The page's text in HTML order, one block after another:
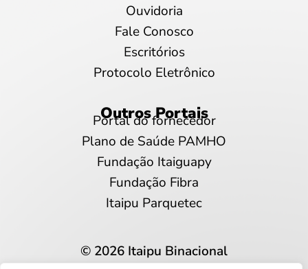
Ouvidoria
Fale Conosco
Escritórios
Protocolo Eletrônico
Outros Portais
Portal do fornecedor
Plano de Saúde PAMHO
Fundação Itaiguapy
Fundação Fibra
Itaipu Parquetec
© 2026 Itaipu Binacional